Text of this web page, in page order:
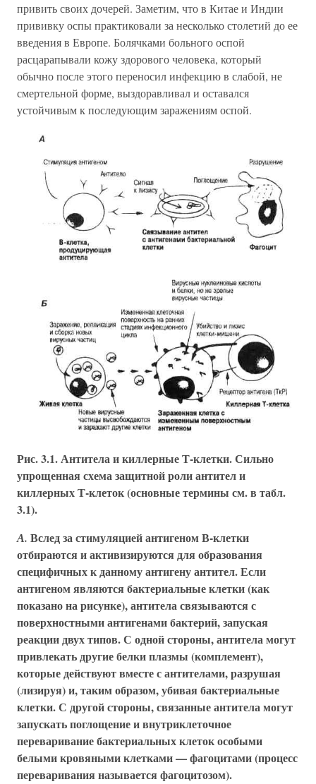
привить своих дочерей. Заметим, что в Китае и Индии
прививку оспы практиковали за несколько столетий до ее
введения в Европе. Болячками больного оспой
расцарапывали кожу здорового человека, который
обычно после этого переносил инфекцию в слабой, не
смертельной форме, выздоравливал и оставался
устойчивым к последующим заражениям оспой.
Рис. 3.1. Антитела и киллерные Т-клетки. Сильно
упрощенная схема защитной роли антител и
киллерных Т-клеток (основные термины см. в табл.
3.1).
А. Вслед за стимуляцией антигеном В-клетки
отбираются и активизируются для образования
специфичных к данному антигену антител. Если
антигеном являются бактериальные клетки (как
показано на рисунке), антитела связываются с
поверхностными антигенами бактерий, запуская
реакции двух типов. С одной стороны, антитела могут
привлекать другие белки плазмы (комплемент),
которые действуют вместе с антителами, разрушая
(лизируя) и, таким образом, убивая бактериальные
клетки. С другой стороны, связанные антитела могут
запускать поглощение и внутриклеточное
переваривание бактериальных клеток особыми
белыми кровяными клетками — фагоцитами (процесс
переваривания называется фагоцитозом).